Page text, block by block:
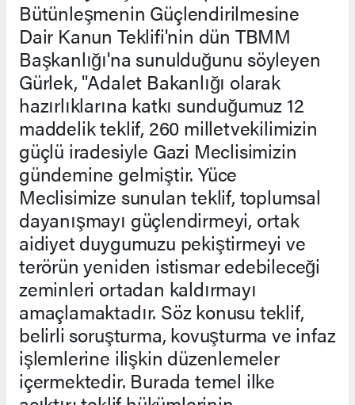
Bütünleşmenin Güçlendirilmesine
Dair Kanun Teklifi'nin dün TBMM
Başkanlığı'na sunulduğunu söyleyen
Gürlek, "Adalet Bakanlığı olarak
hazırlıklarına katkı sunduğumuz 12
maddelik teklif, 260 milletvekilimizin
güçlü iradesiyle Gazi Meclisimizin
gündemine gelmiştir. Yüce
Meclisimize sunulan teklif, toplumsal
dayanışmayı güçlendirmeyi, ortak
aidiyet duygumuzu pekiştirmeyi ve
terörün yeniden istismar edebileceği
zeminleri ortadan kaldırmayı
amaçlamaktadır. Söz konusu teklif,
belirli soruşturma, kovuşturma ve infaz
işlemlerine ilişkin düzenlemeler
içermektedir. Burada temel ilke